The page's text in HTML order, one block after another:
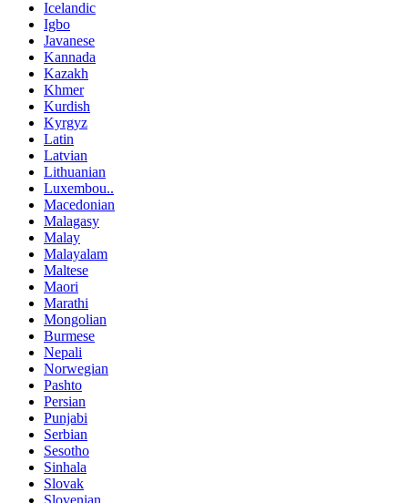
Icelandic
Igbo
Javanese
Kannada
Kazakh
Khmer
Kurdish
Kyrgyz
Latin
Latvian
Lithuanian
Luxembou..
Macedonian
Malagasy
Malay
Malayalam
Maltese
Maori
Marathi
Mongolian
Burmese
Nepali
Norwegian
Pashto
Persian
Punjabi
Serbian
Sesotho
Sinhala
Slovak
Slovenian